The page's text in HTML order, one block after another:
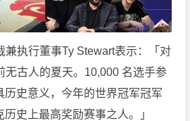
兼执行董事Ty Stewart表示：「对
无古人的夏天。10,000 名选手参
历史意义，今年的世界冠军冠军
史上最高奖励赛事之人。」